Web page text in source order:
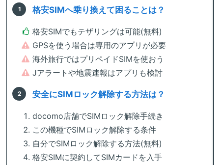
格安SIMへ乗り換えて困ることは？
格安SIMでもテザリングは可能(無料)
GPSを使う場合は専用のアプリが必要
海外旅行ではプリペイドSIMを使おう
Jアラートや地震速報はアプリも検討
安全にSIMロック解除する方法は？
docomo店舗でSIMロック解除手続き
この機種でSIMロック解除する条件
自分でSIMロック解除する方法(無料)
格安SIMに契約してSIMカードを入手